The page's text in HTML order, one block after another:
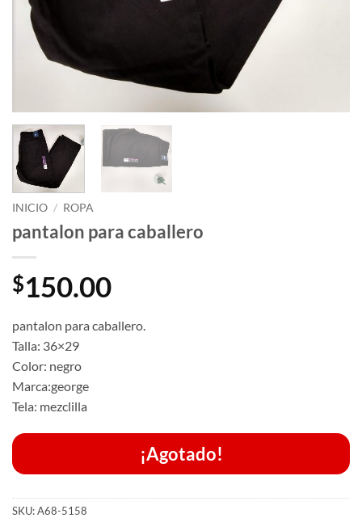
INICIO / ROPA
pantalon para caballero
$150.00
pantalon para caballero.
Talla: 36×29
Color: negro
Marca:george
Tela: mezclilla
¡Agotado!
SKU:A68-5158